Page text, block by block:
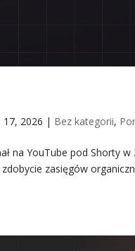
17, 2026 | Bez kategorii,
na YouTube pod Shorty
zasięgów